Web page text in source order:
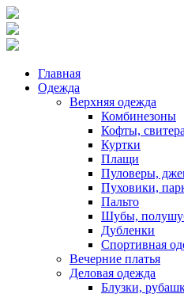
Главная
Одежда
Верхняя одежда
Комбинезоны
Кофты, свитера
Куртки
Плащи
Пуловеры,
Пуховики,
Пальто
Шубы,
Дубленки
Спортивная
Вечерние платья
Деловая одежда
Блузки,